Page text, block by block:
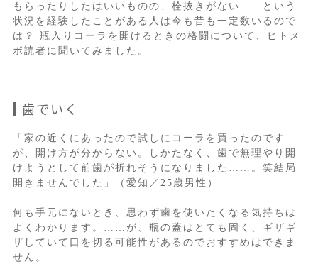
もらったりしたはいいものの、栓抜きがない……という
状況を経験したことがある人は今も昔も一定数いるので
は？ 瓶入りコーラを開けるときの格闘について、ヒトメ
ボ読者に聞いてみました。
歯でいく
「家の近くにあったので試しにコーラを買ったのです
が、開け方が分からない。しかたなく、歯で無理やり開
けようとして前歯が折れそうになりました……。笑結局
開きませんでした」（愛知／25歳男性）
何も手元にないとき、思わず歯を使いたくなる気持ちは
よくわかります。……が、瓶の蓋はとても固く、ギザギ
ザしていて口を切る可能性があるのでおすすめはできま
せん。